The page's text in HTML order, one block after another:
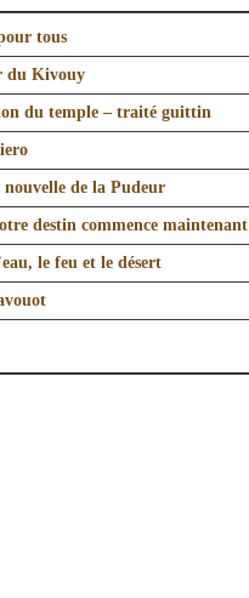
tous
du Kivouy
du temple – traité guittin
de la Pudeur
destin commence maintenant
le feu et le désert